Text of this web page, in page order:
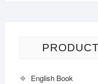
English Book